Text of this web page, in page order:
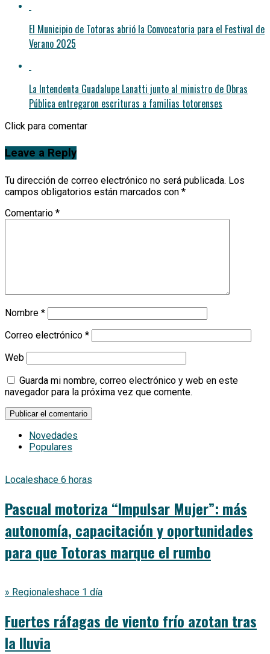
El Municipio de Totoras abrió la Convocatoria para el Festival de
Verano 2025
La Intendenta Guadalupe Lanatti junto al ministro de Obras
Pública entregaron escrituras a familias totorenses
Click para comentar
Leave a Reply
Tu dirección de correo electrónico no será publicada. Los
campos obligatorios están marcados con *
Comentario *
Nombre *
Correo electrónico *
Web
Guarda mi nombre, correo electrónico y web en este
navegador para la próxima vez que comente.
Novedades
Populares
Localeshace 6 horas
Pascual motoriza “Impulsar Mujer”: más
autonomía, capacitación y oportunidades
para que Totoras marque el rumbo
» Regionaleshace 1 día
Fuertes ráfagas de viento frío azotan tras
la lluvia